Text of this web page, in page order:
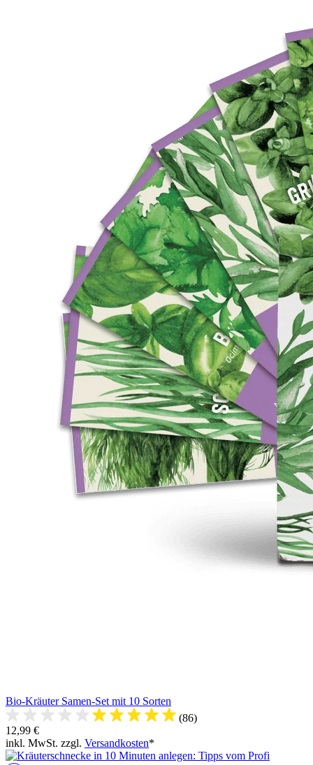
Bio-Kräuter Samen-Set mit 10 Sorten
(86)
12,99 €
inkl. MwSt. zzgl. Versandkosten*